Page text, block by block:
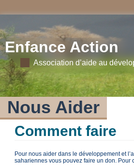
Enfance Action
Association d’aide au
Nous Aider
Comment faire
Pour nous aider dans le développement et
sahariennes vous pouvez faire un don. Pour